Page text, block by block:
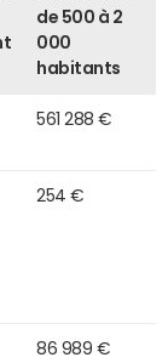
de 500 à 2
000
habitants
561 288 €
254 €
86 989 €